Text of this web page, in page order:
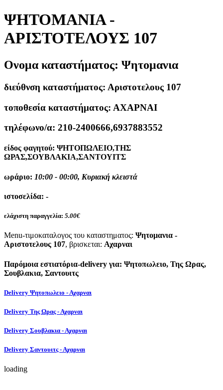
ΨΗΤΟΜΑΝΙΑ -
ΑΡΙΣΤΟΤΕΛΟΥΣ 107
Ονομα καταστήματος: Ψητομανια
διεύθνση καταστήματος: Αριστοτελους 107
τοποθεσία καταστήματος: ΑΧΑΡΝΑΙ
τηλέφωνο/α: 210-2400666,6937883552
είδος φαγητού: ΨΗΤΟΠΩΛΕΙΟ,ΤΗΣ
ΩΡΑΣ,ΣΟΥΒΛΑΚΙΑ,ΣΑΝΤΟΥΙΤΣ
ωράριο: 10:00 - 00:00, Κυριακή κλειστά
ιστοσελίδα: -
ελάχιστη παραγγελία: 5.00€
Menu-τιμοκαταλογος του καταστηματος: Ψητομανια -
Αριστοτελους 107, βρισκεται: Αχαρναι
Παρόμοια εστιατόρια-delivery για: Ψητοπωλειο, Της Ωρας,
Σουβλακια, Σαντουιτς
Delivery Ψητοπωλειο - Αχαρναι
Delivery Της Ωρας - Αχαρναι
Delivery Σουβλακια - Αχαρναι
Delivery Σαντουιτς - Αχαρναι
loading